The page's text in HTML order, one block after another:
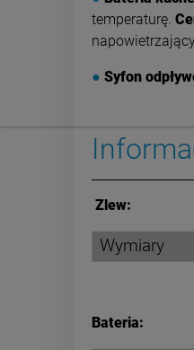
temperaturę.
● Syfon
Zlew:
Wymiary
Bateria: